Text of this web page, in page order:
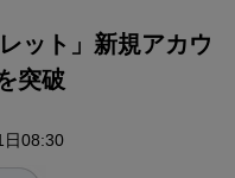
ット」新規アカウ
突破
日08:30